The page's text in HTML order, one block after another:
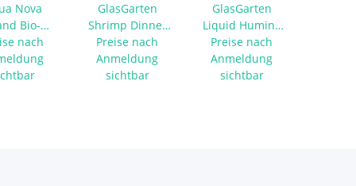
Nova
Bio-
D200L
nach
GlasGarten
Shrimp Dinner
Pads 2 - 35 g
Preise nach
Anmeldung
sichtbar
GlasGarten
Liquid Humin+
250 ml
Preise nach
Anmeldung
sichtbar